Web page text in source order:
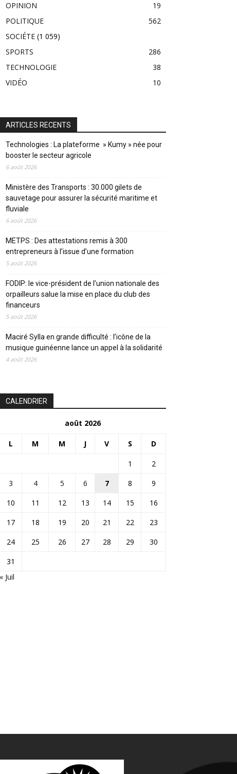
OPINION
19
POLITIQUE
562
SOCIÉTE (1 059)
SPORTS
286
TECHNOLOGIE
38
VIDÉO
10
ARTICLES RECENTS
Technologies : La plateforme » Kumy » née pour
booster le secteur agricole
6 août 2026
Ministère des Transports : 30.000 gilets de
sauvetage pour assurer la sécurité maritime et
fluviale
6 août 2026
METPS : Des attestations remis à 300
entrepreneurs à l’issue d’une formation
5 août 2026
FODIP: le vice-président de l’union nationale des
orpailleurs salue la mise en place du club des
financeurs
5 août 2026
Maciré Sylla en grande difficulté : l’icône de la
musique guinéenne lance un appel à la solidarité
4 août 2026
CALENDRIER
août 2026
L M M J V S D
1
2
3
4 5 6 7 8
9
10
11 12 13 14 15
16
17
18 19 20 21 22
23
24
25 26 27 28 29
30
31
« Juil